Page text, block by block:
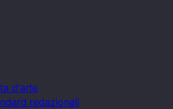
d'arte
redazionali